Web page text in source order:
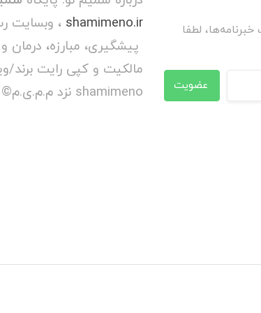
لطفا
عضویت
shamimeno.ir ، وبسایت
پیشگیری، مبارزه،
shamimeno نزد م.م.ی.م© محفوظ است.